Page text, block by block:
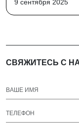
9 сентября 2025
СВЯЖИТЕСЬ С